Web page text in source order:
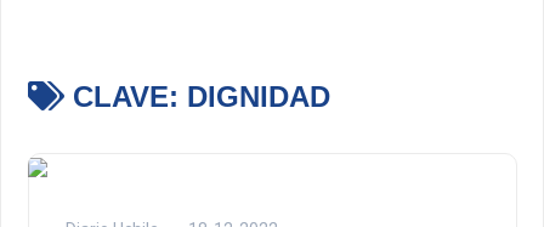
CLAVE: DIGNIDAD